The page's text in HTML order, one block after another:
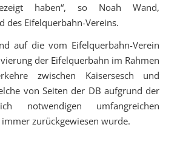
haben“, so Noah Wand,
des Eifelquerbahn-Vereins.
auf die vom Eifelquerbahn-Verein
der Eifelquerbahn im Rahmen
zwischen Kaisersesch und
von Seiten der DB aufgrund der
notwendigen umfangreichen
zurückgewiesen wurde.